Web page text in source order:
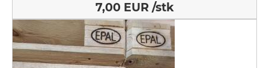
7,00 EUR /stk